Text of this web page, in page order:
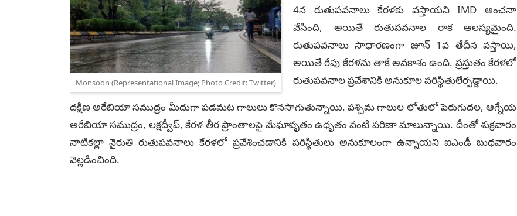
Monsoon (Representational Image; Photo Credit: Twitter)
4న రుతుపవనాలు కేరళకు వస్తాయని IMD అంచనా
వేసింది, అయితే రుతుపవనాల రాక ఆలస్యమైంది.
రుతుపవనాలు సాధారణంగా జూన్ 1వ తేదీన వస్తాయి,
అయితే రేపు కేరళను తాకే అవకాశం ఉంది. ప్రస్తుతం కేరళలో
రుతుపవనాల ప్రవేశానికి అనుకూల పరిస్థితులేర్పడ్డాయి.
దక్షిణ అరేబియా సముద్రం మీదుగా పడమట గాలులు కొనసాగుతున్నాయి. పశ్చిమ గాలుల లోతులో పెరుగుదల, ఆగ్నేయ
అరేబియా సముద్రం, లక్షద్వీప్, కేరళ తీర ప్రాంతాలపై మేఘావృతం ఉధృతం వంటి పరిణా మాలున్నాయి. దీంతో శుక్రవారం
నాటికల్లా నైరుతి రుతుపవనాలు కేరళలో ప్రవేశించడానికి పరిస్థితులు అనుకూలంగా ఉన్నాయని ఐఎండీ బుధవారం
వెల్లడించింది.